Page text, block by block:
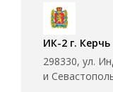
ИК-2 г. Керчь
298330, ул.
и